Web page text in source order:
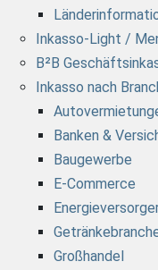
Inkasso-Light /
B²B
Inkasso nach
Banken &
Baugewerbe
E-Commerce
Großhandel